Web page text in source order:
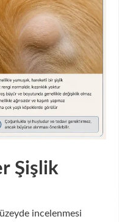
Şişlik
incelenmesi